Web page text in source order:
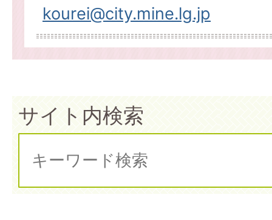
kourei@city.mine.lg.jp
サイト内検索